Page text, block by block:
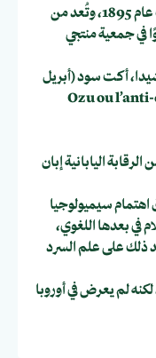
2. شوتشيكو، شركة إنتاج يابانية تأسست عام 1895، وتُعد من
في جمعية منتجي
أكت سود (أبريل
2004) - Ozu ou
اليابانية إبان
سيميولوجيا
في بعدها اللغوي،
ذلك على علم السرد
ياسوجيرو أوزو الفيلم عام 1942، لكنه لم يعرض في أوروبا